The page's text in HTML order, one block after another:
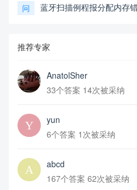
问 蓝牙扫描例程报分配内存
推荐专家
AnatolSher
33个答案 14次被采纳
yun
6个答案 1次被采纳
abcd
167个答案 62次被采纳